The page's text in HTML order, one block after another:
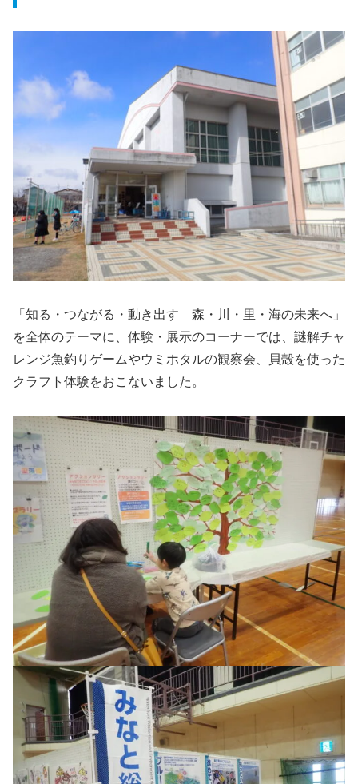
「知る・つながる・動き出す 森・川・里・海の未来へ」
を全体のテーマに、体験・展示のコーナーでは、謎解チャ
レンジ魚釣りゲームやウミホタルの観察会、貝殻を使った
クラフト体験をおこないました。